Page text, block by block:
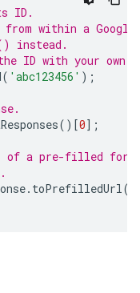
ID.
within a Google
instead.
ID with your own.
( 'abc123456' );
()[0];
of a pre-filled form
. toPrefilledUrl